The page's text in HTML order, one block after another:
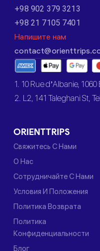
+98 902 379 3213
+98 21 7105 7401
Напишите нам
1. 10 Rue d’Albanie, 1060
2. L2, 141 Taleghani St,
ORIENTTRIPS
Свяжитесь С Нами
О Нас
Сотрудничайте С Нами
Условия И Положения
Политика Возврата
Политика
Конфиденциальности
Блог